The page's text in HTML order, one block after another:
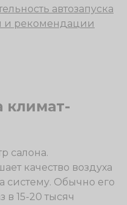
автозапуска
и рекомендации
климат-
салона.
качество воздуха
систему. Обычно его
в 15-20 тысяч